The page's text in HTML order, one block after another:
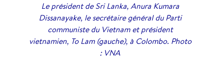
Le président de Sri Lanka, Anura Kumara
Dissanayake, le secrétaire général du Parti
communiste du Vietnam et président
vietnamien, To Lam (gauche), à Colombo. Photo
: VNA